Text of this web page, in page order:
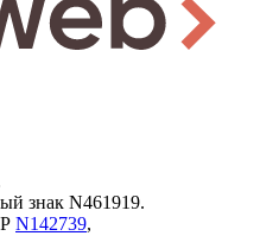
знак N461919.
N142739,